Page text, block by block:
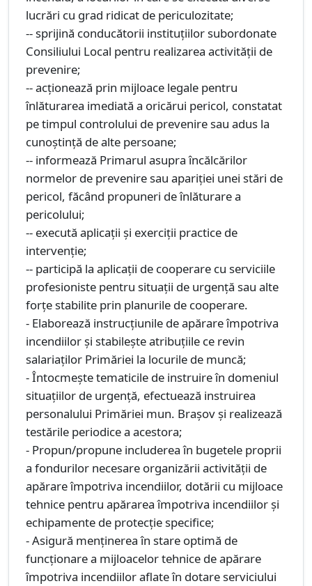
lucrări cu grad ridicat de periculozitate;
-- sprijină conducătorii instituțiilor subordonate
Consiliului Local pentru realizarea activității de
prevenire;
-- acționează prin mijloace legale pentru
înlăturarea imediată a oricărui pericol, constatat
pe timpul controlului de prevenire sau adus la
cunoștință de alte persoane;
-- informează Primarul asupra încălcărilor
normelor de prevenire sau apariției unei stări de
pericol, făcând propuneri de înlăturare a
pericolului;
-- execută aplicații și exerciții practice de
intervenție;
-- participă la aplicații de cooperare cu serviciile
profesioniste pentru situații de urgență sau alte
forțe stabilite prin planurile de cooperare.
- Elaborează instrucțiunile de apărare împotriva
incendiilor și stabilește atribuțiile ce revin
salariaților Primăriei la locurile de muncă;
- Întocmește tematicile de instruire în domeniul
situațiilor de urgență, efectuează instruirea
personalului Primăriei mun. Brașov și realizează
testările periodice a acestora;
- Propun/propune includerea în bugetele proprii
a fondurilor necesare organizării activităţii de
apărare împotriva incendiilor, dotării cu mijloace
tehnice pentru apărarea împotriva incendiilor şi
echipamente de protecţie specifice;
- Asigură menținerea în stare optimă de
funcționare a mijloacelor tehnice de apărare
împotriva incendiilor aflate în dotare serviciului